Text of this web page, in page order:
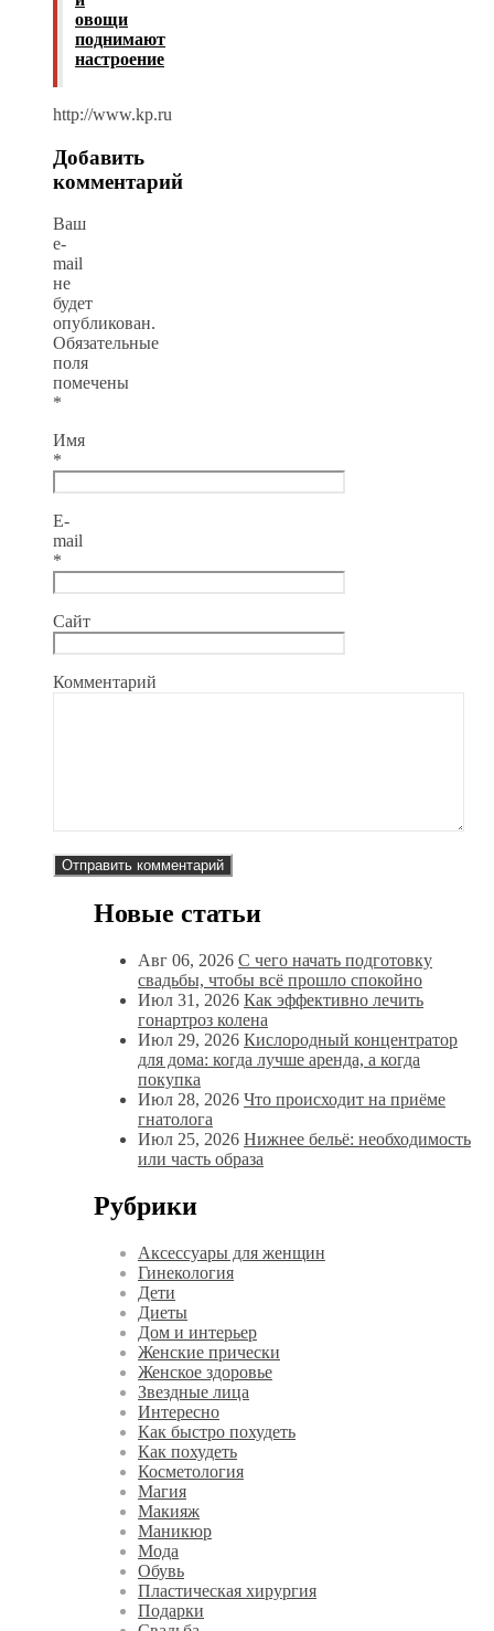
овощи
поднимают
настроение
http://www.kp.ru
Добавить
комментарий
Ваш
e-
mail
не
будет
опубликован.
Обязательные
поля
помечены
*
Имя
*
E-
mail
*
Сайт
Комментарий
Новые статьи
Авг 06, 2026 С чего начать подготовку
свадьбы, чтобы всё прошло спокойно
Июл 31, 2026 Как эффективно лечить
гонартроз колена
Июл 29, 2026 Кислородный концентратор
для дома: когда лучше аренда, а когда
покупка
Июл 28, 2026 Что происходит на приёме
гнатолога
Июл 25, 2026 Нижнее бельё: необходимость
или часть образа
Рубрики
Аксессуары для женщин
Гинекология
Дети
Диеты
Дом и интерьер
Женские прически
Женское здоровье
Звездные лица
Интересно
Как быстро похудеть
Как похудеть
Косметология
Магия
Макияж
Маникюр
Мода
Обувь
Пластическая хирургия
Подарки